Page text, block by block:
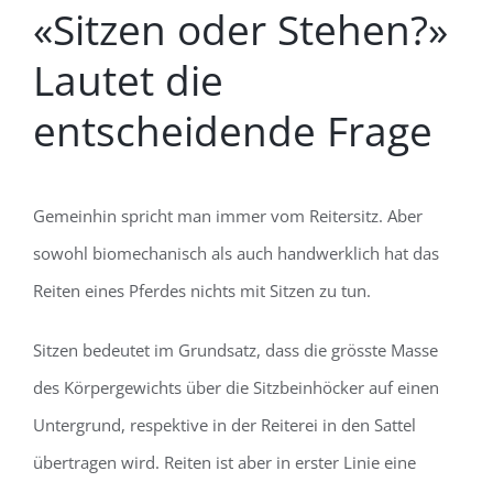
«Sitzen oder Stehen?»
Lautet die
entscheidende Frage
Gemeinhin spricht man immer vom Reitersitz. Aber
sowohl biomechanisch als auch handwerklich hat das
Reiten eines Pferdes nichts mit Sitzen zu tun.
Sitzen bedeutet im Grundsatz, dass die grösste Masse
des Körpergewichts über die Sitzbeinhöcker auf einen
Untergrund, respektive in der Reiterei in den Sattel
übertragen wird. Reiten ist aber in erster Linie eine